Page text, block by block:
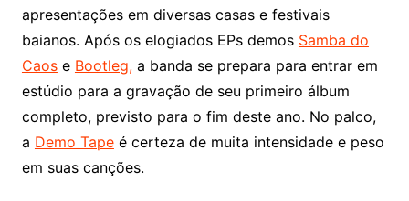
apresentações em diversas casas e festivais
baianos. Após os elogiados EPs demos Samba do
Caose Bootleg,a banda se prepara para entrar em
estúdio para a gravação de seu primeiro álbum
completo, previsto para o fim deste ano. No palco,
a Demo Tapeé certeza de muita intensidade e peso
em suas canções.